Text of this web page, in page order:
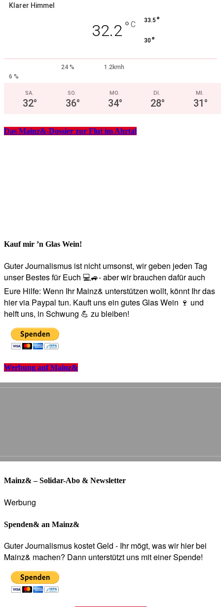
Klarer Himmel
32.2 ° C 33.5 °
30°
24 %
1.2kmh
6 %
SA.
32°
SO.
36°
MO.
34°
DI.
28°
MI.
31°
Das Mainz&-Dossier zur Flut im Ahrtal
Kauf mir ’n Glas Wein!
Guter Journalismus ist nicht umsonst, wir geben jeden Tag
unser Bestes für Euch 💻🚙- aber wir brauchen dafür auch
Eure Hilfe: Wenn Ihr Mainz& unterstützen wollt, könnt Ihr das
hier via Paypal tun. Kauft uns ein gutes Glas Wein 🍷 und
helft uns, in Schwung 💪 zu bleiben!
Werbung auf Mainz&
Mainz& – Solidar-Abo & Newsletter
Werbung
Spenden& an Mainz&
Guter Journalismus kostet Geld - Ihr mögt, was wir hier bei
Mainz& machen? Dann unterstützt uns mit einer Spende!